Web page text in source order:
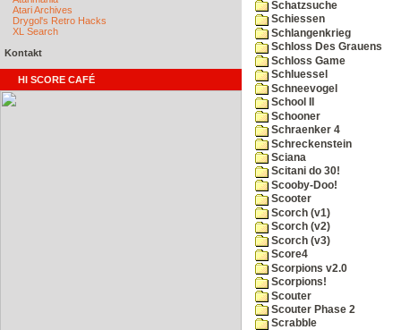
Atari Archives
Drygol's Retro Hacks
XL Search
Kontakt
HI SCORE CAFÉ
Schatzsuche
Schiessen
Schlangenkrieg
Schloss Des Grauens
Schloss Game
Schluessel
Schneevogel
School II
Schooner
Schraenker 4
Schreckenstein
Sciana
Scitani do 30!
Scooby-Doo!
Scooter
Scorch (v1)
Scorch (v2)
Scorch (v3)
Score4
Scorpions v2.0
Scorpions!
Scouter
Scouter Phase 2
Scrabble